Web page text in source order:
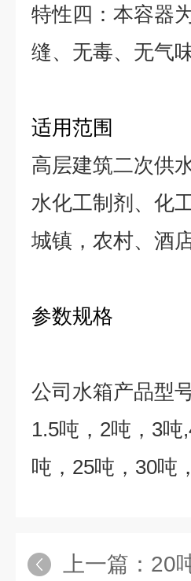
特性四：本容器
缝、无毒、无气
适用范围
高层建筑二次供
水化工制剂、化
城镇，农村、酒
参数规格
公司水箱产品型
1.5吨， 2吨， 3吨
吨， 25吨， 30吨，
上一篇： 20